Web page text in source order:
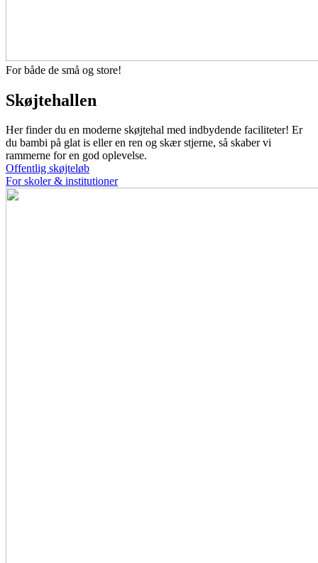
For både de små og store!
Skøjtehallen
Her finder du en moderne skøjtehal med indbydende faciliteter! Er
du bambi på glat is eller en ren og skær stjerne, så skaber vi
rammerne for en god oplevelse.
Offentlig skøjteløb
For skoler & institutioner